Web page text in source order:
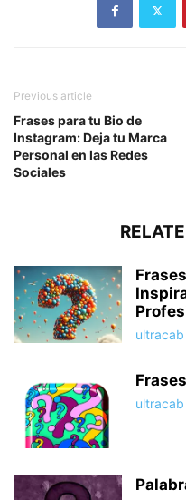
Previous article
Frases para tu Bio de
Instagram: Deja tu Marca
Personal en las Redes
Sociales
ultracab
ultracab